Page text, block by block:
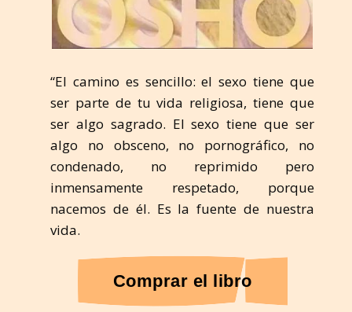
“El camino es sencillo: el sexo tiene que
ser parte de tu vida religiosa, tiene que
ser algo sagrado. El sexo tiene que ser
algo no obsceno, no pornográfico, no
condenado, no reprimido pero
inmensamente respetado, porque
nacemos de él. Es la fuente de nuestra
vida.
Comprar el libro